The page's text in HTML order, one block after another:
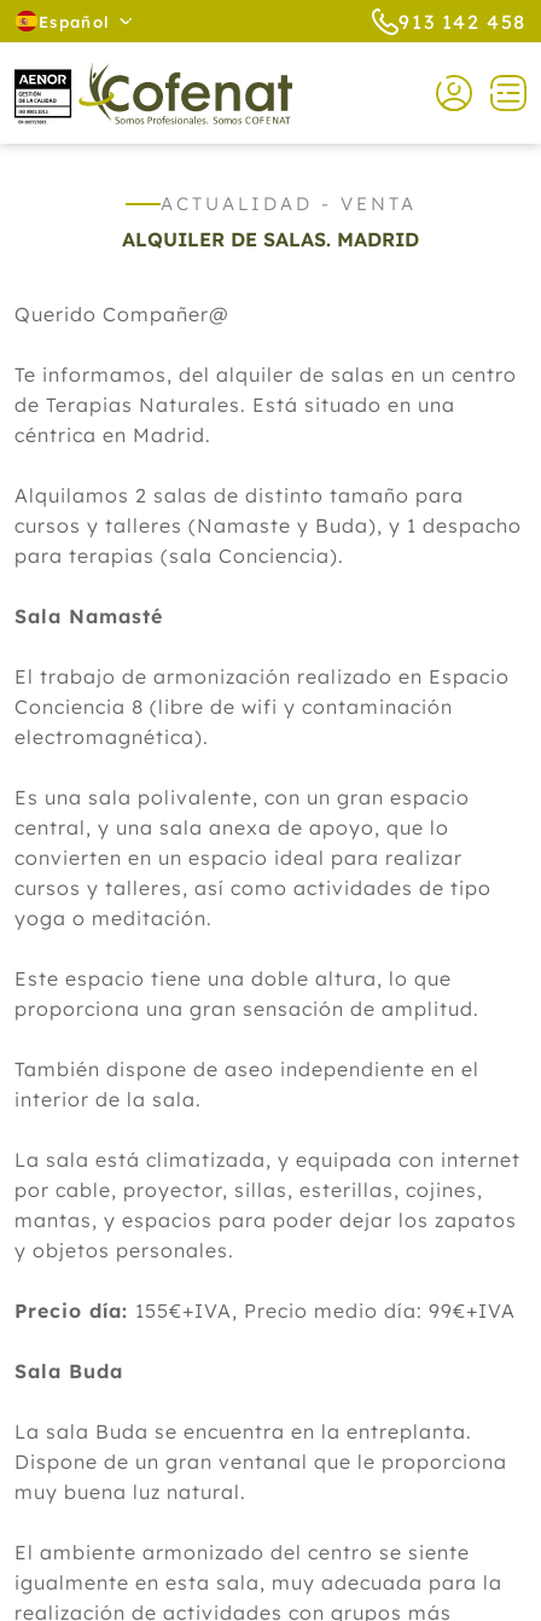
Español 913 142 458
ACTUALIDAD - VENTA
ALQUILER DE SALAS. MADRID
Querido Compañer@
Te informamos, del alquiler de salas en un centro
de Terapias Naturales. Está situado en una
céntrica en Madrid.
Alquilamos 2 salas de distinto tamaño para
cursos y talleres (Namaste y Buda), y 1 despacho
para terapias (sala Conciencia).
Sala Namasté
El trabajo de armonización realizado en Espacio
Conciencia 8 (libre de wifi y contaminación
electromagnética).
Es una sala polivalente, con un gran espacio
central, y una sala anexa de apoyo, que lo
convierten en un espacio ideal para realizar
cursos y talleres, así como actividades de tipo
yoga o meditación.
Este espacio tiene una doble altura, lo que
proporciona una gran sensación de amplitud.
También dispone de aseo independiente en el
interior de la sala.
La sala está climatizada, y equipada con internet
por cable, proyector, sillas, esterillas, cojines,
mantas, y espacios para poder dejar los zapatos
y objetos personales.
Precio día: 155€+IVA, Precio medio día: 99€+IVA
Sala Buda
La sala Buda se encuentra en la entreplanta.
Dispone de un gran ventanal que le proporciona
muy buena luz natural.
El ambiente armonizado del centro se siente
igualmente en esta sala, muy adecuada para la
realización de actividades con grupos más